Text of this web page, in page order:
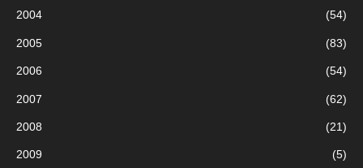
2004 (54)
2005 (83)
2006 (54)
2007 (62)
2008 (21)
2009 (5)